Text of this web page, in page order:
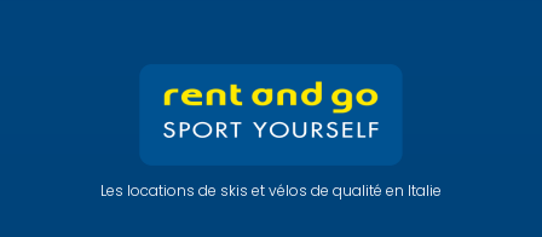
Les locations de skis et vélos de qualité en Italie